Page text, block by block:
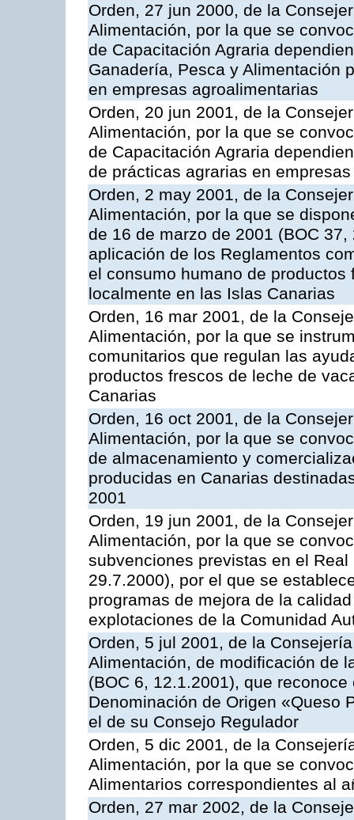
Orden, 27 jun 2000, de la
Alimentación, por la que se
de Capacitación Agraria
Ganadería, Pesca y Alimentación
en empresas agroalimentarias
Orden, 20 jun 2001, de la
Alimentación, por la que se
de Capacitación Agraria
de prácticas agrarias en
Orden, 2 may 2001, de la
Alimentación, por la que se
de 16 de marzo de 2001 (BOC
aplicación de los Reglamentos
el consumo humano de
localmente en las Islas Canarias
Orden, 16 mar 2001, de la
Alimentación, por la que se
comunitarios que regulan las
productos frescos de leche de
Canarias
Orden, 16 oct 2001, de la
Alimentación, por la que se
de almacenamiento y
producidas en Canarias
2001
Orden, 19 jun 2001, de la
Alimentación, por la que se
subvenciones previstas en el
29.7.2000), por el que se
programas de mejora de la
explotaciones de la Comunidad
Orden, 5 jul 2001, de la
Alimentación, de modificación de
(BOC 6, 12.1.2001), que
Denominación de Origen «Queso
el de su Consejo Regulador
Orden, 5 dic 2001, de la
Alimentación, por la que se
Alimentarios correspondientes al
Orden, 27 mar 2002, de la